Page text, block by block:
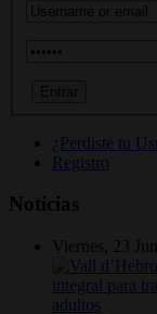
¿Perdiste tu
Registro
Noticias
Viernes, 23